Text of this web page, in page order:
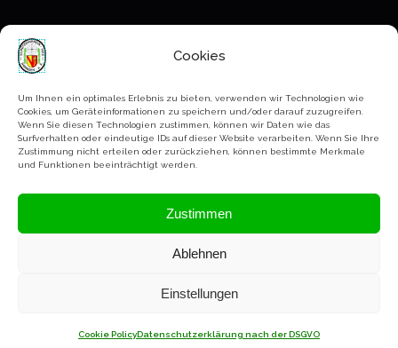
Cookies
Um Ihnen ein optimales Erlebnis zu bieten, verwenden wir Technologien wie
Cookies, um Geräteinformationen zu speichern und/oder darauf zuzugreifen.
Wenn Sie diesen Technologien zustimmen, können wir Daten wie das
Surfverhalten oder eindeutige IDs auf dieser Website verarbeiten. Wenn Sie Ihre
Zustimmung nicht erteilen oder zurückziehen, können bestimmte Merkmale
und Funktionen beeinträchtigt werden.
Zustimmen
Ablehnen
Einstellungen
Cookie PolicyDatenschutzerklärung nach der DSGVO
Anmeldung
Mitglieder
Kontakt
Bankverbindung
Paypal